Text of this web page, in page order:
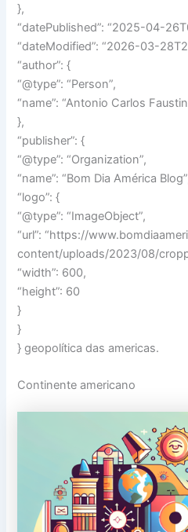
},
“datePublished”: “2025-04-
“dateModified”: “2026-03-
“author”: {
“@type”: “Person”,
“name”: “Antonio Carlos
},
“publisher”: {
“@type”: “Organization”,
“name”: “Bom Dia América
“logo”: {
“@type”: “ImageObject”,
“url”: “https://
content/uploads/2023/08/
“width”: 600,
“height”: 60
}
}
} geopolítica das americas.
Continente americano